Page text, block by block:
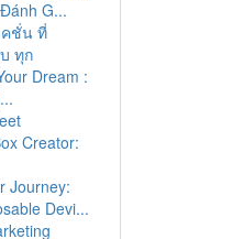
G...
คชั่น ที่
ทุก
Dream :
Creator:
Journey:
Devi...